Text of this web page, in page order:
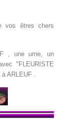
vos êtres chers
, une urne, un
"FLEURISTE
ARLEUF .